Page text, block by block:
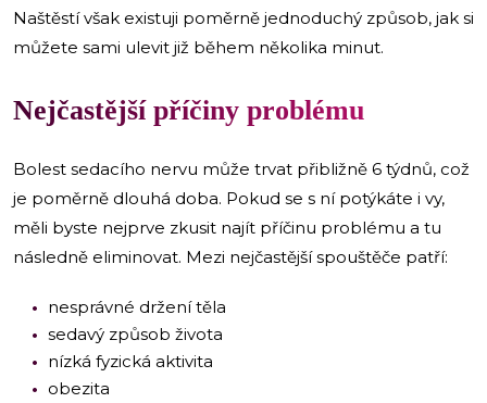
Naštěstí však existuji poměrně jednoduchý způsob, jak si
můžete sami ulevit již během několika minut.
Nejčastější příčiny problému
Bolest sedacího nervu může trvat přibližně 6 týdnů, což
je poměrně dlouhá doba. Pokud se s ní potýkáte i vy,
měli byste nejprve zkusit najít příčinu problému a tu
následně eliminovat. Mezi nejčastější spouštěče patří:
nesprávné držení těla
sedavý způsob života
nízká fyzická aktivita
obezita